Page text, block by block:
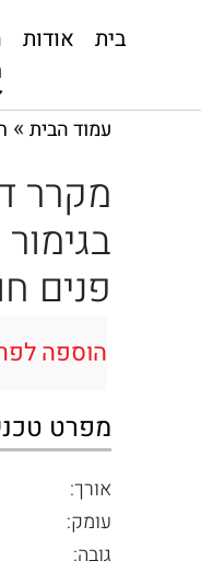
בית אודות
עמוד הבית »
פנים
הוספה
מפרט
אורך:
עומק:
גובה: